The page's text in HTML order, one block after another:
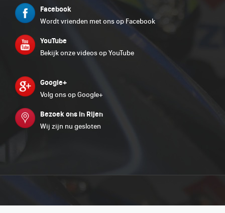
Facebook
Wordt vrienden met ons op Facebook
YouTube
Bekijk onze videos op YouTube
Google+
Volg ons op Google+
Bezoek ons in Rijen
Wij zijn nu gesloten